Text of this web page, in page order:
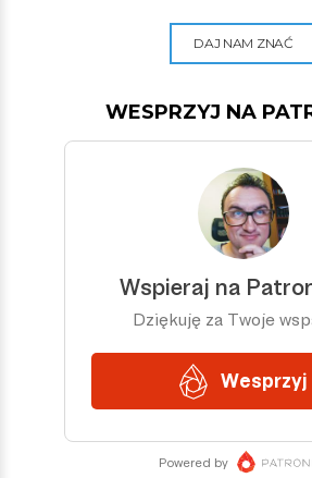
DAJ NAM ZNAĆ
WESPRZYJ NA